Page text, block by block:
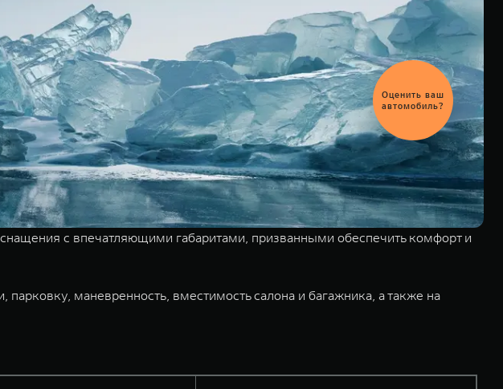
с впечатляющими габаритами, призванными обеспечить комфорт и
маневренность, вместимость салона и багажника, а также на
обмен
автомобиля